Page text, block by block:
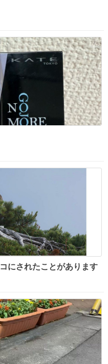
にされたことがあります